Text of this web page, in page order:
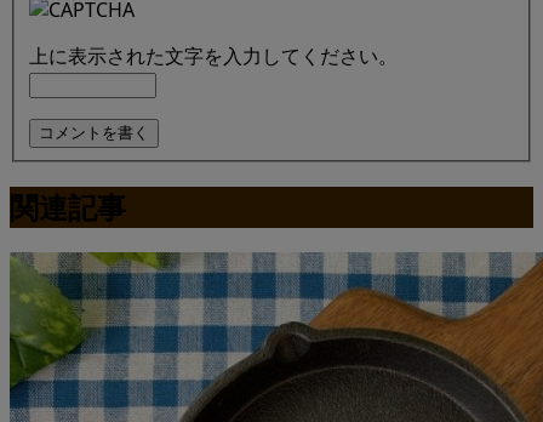
上に表示された文字を入力してください。
関連記事